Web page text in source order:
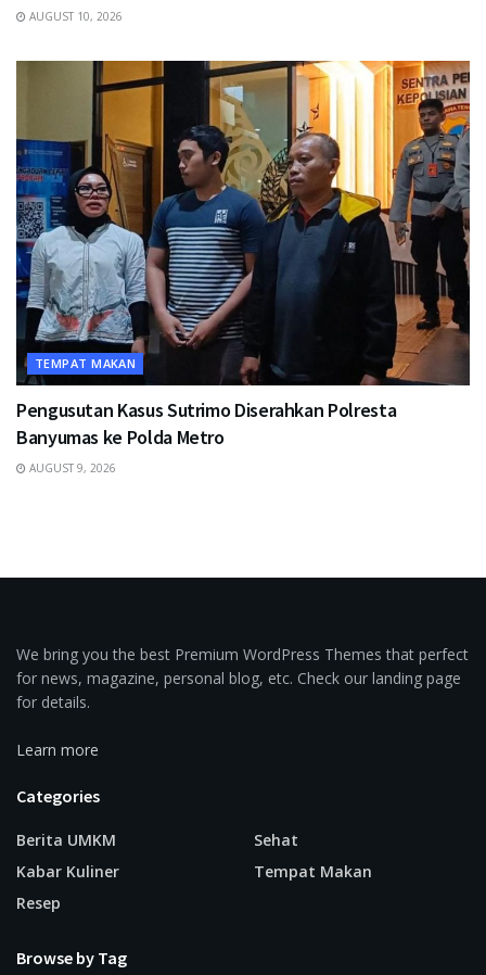
AUGUST 10, 2026
TEMPAT MAKAN
Pengusutan Kasus Sutrimo Diserahkan Polresta
Banyumas ke Polda Metro
AUGUST 9, 2026
We bring you the best Premium WordPress Themes that perfect
for news, magazine, personal blog, etc. Check our landing page
for details.
Learn more
Categories
Berita UMKM
Kabar Kuliner
Resep
Sehat
Tempat Makan
Browse by Tag